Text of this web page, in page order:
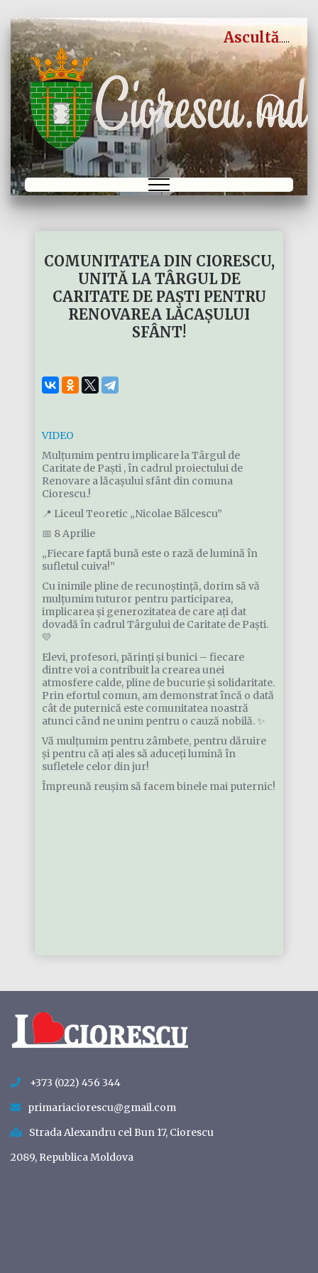
Ascultă
COMUNITATEA DIN CIORESCU,
UNITĂ LA TÂRGUL DE
CARITATE DE PAȘTI PENTRU
RENOVAREA LĂCAȘULUI
SFÂNT!
VIDEO
Mulțumim pentru implicare la Târgul de
Caritate de Paști , în cadrul proiectului de
Renovare a lăcașului sfânt din comuna
Ciorescu.!
📍 Liceul Teoretic „Nicolae Bălcescu”
📅 8 Aprilie
„Fiecare faptă bună este o rază de lumină în
sufletul cuiva!”
Cu inimile pline de recunoștință, dorim să vă
mulțumim tuturor pentru participarea,
implicarea și generozitatea de care ați dat
dovadă în cadrul Târgului de Caritate de Paști.
💛
Elevi, profesori, părinți și bunici – fiecare
dintre voi a contribuit la crearea unei
atmosfere calde, pline de bucurie și solidaritate.
Prin efortul comun, am demonstrat încă o dată
cât de puternică este comunitatea noastră
atunci când ne unim pentru o cauză nobilă. ✨
Vă mulțumim pentru zâmbete, pentru dăruire
și pentru că ați ales să aduceți lumină în
sufletele celor din jur!
Împreună reușim să facem binele mai puternic!
+373 (022) 456 344
primariaciorescu@gmail.com
Strada Alexandru cel Bun 17, Ciorescu
2089, Republica Moldova